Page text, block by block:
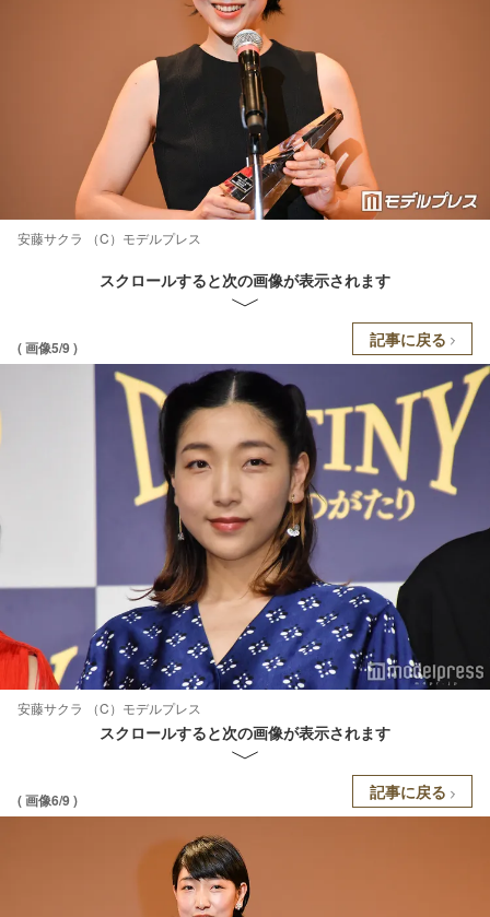
安藤サクラ （C）モデルプレス
スクロールすると次の画像が表示されます
( 画像5/9 ) 記事に戻る
安藤サクラ （C）モデルプレス
スクロールすると次の画像が表示されます
( 画像6/9 ) 記事に戻る